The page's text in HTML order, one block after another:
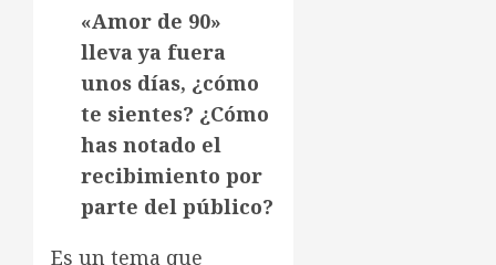
«Amor de 90»
lleva ya fuera
unos días, ¿cómo
te sientes? ¿Cómo
has notado el
recibimiento por
parte del público?
Es un tema que